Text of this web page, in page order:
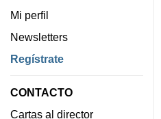
Mi perfil
Newsletters
Regístrate
CONTACTO
Cartas al director